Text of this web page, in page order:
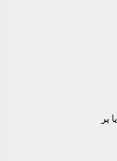
و یا پر